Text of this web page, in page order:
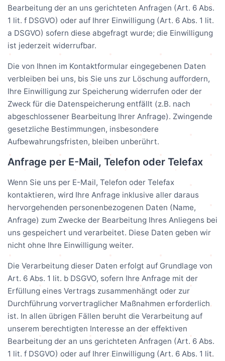
Bearbeitung der an uns gerichteten Anfragen (Art. 6 Abs.
1 lit. f DSGVO) oder auf Ihrer Einwilligung (Art. 6 Abs. 1 lit.
a DSGVO) sofern diese abgefragt wurde; die Einwilligung
ist jederzeit widerrufbar.
Die von Ihnen im Kontaktformular eingegebenen Daten
verbleiben bei uns, bis Sie uns zur Löschung auffordern,
Ihre Einwilligung zur Speicherung widerrufen oder der
Zweck für die Datenspeicherung entfällt (z.B. nach
abgeschlossener Bearbeitung Ihrer Anfrage). Zwingende
gesetzliche Bestimmungen, insbesondere
Aufbewahrungsfristen, bleiben unberührt.
Anfrage per E-Mail, Telefon oder Telefax
Wenn Sie uns per E-Mail, Telefon oder Telefax
kontaktieren, wird Ihre Anfrage inklusive aller daraus
hervorgehenden personenbezogenen Daten (Name,
Anfrage) zum Zwecke der Bearbeitung Ihres Anliegens bei
uns gespeichert und verarbeitet. Diese Daten geben wir
nicht ohne Ihre Einwilligung weiter.
Die Verarbeitung dieser Daten erfolgt auf Grundlage von
Art. 6 Abs. 1 lit. b DSGVO, sofern Ihre Anfrage mit der
Erfüllung eines Vertrags zusammenhängt oder zur
Durchführung vorvertraglicher Maßnahmen erforderlich
ist. In allen übrigen Fällen beruht die Verarbeitung auf
unserem berechtigten Interesse an der effektiven
Bearbeitung der an uns gerichteten Anfragen (Art. 6 Abs.
1 lit. f DSGVO) oder auf Ihrer Einwilligung (Art. 6 Abs. 1 lit.